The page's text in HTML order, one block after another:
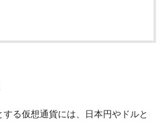
る仮想通貨には、日本円やドルと